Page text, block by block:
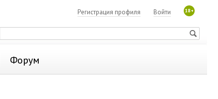
18+
Войти
Регистрация профиля
Форум